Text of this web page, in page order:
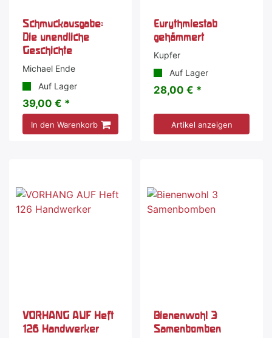
Schmuckausgabe:
Die unendliche
Geschichte
Michael Ende
Auf Lager
39,00 € *
In den Warenkorb
Eurythmiestab
gehämmert
Kupfer
Auf Lager
28,00 € *
Artikel anzeigen
VORHANG AUF Heft
126 Handwerker
Bienenwohl 3
Samenbomben